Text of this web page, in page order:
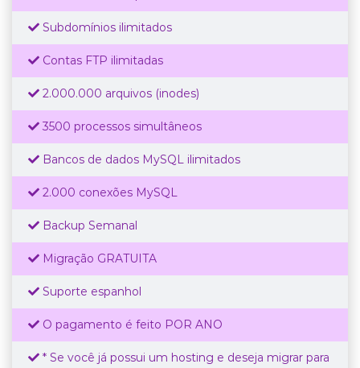
Subdomínios ilimitados
Contas FTP ilimitadas
2.000.000 arquivos (inodes)
3500 processos simultâneos
Bancos de dados MySQL ilimitados
2.000 conexões MySQL
Backup Semanal
Migração GRATUITA
Suporte espanhol
O pagamento é feito POR ANO
* Se você já possui um hosting e deseja migrar para